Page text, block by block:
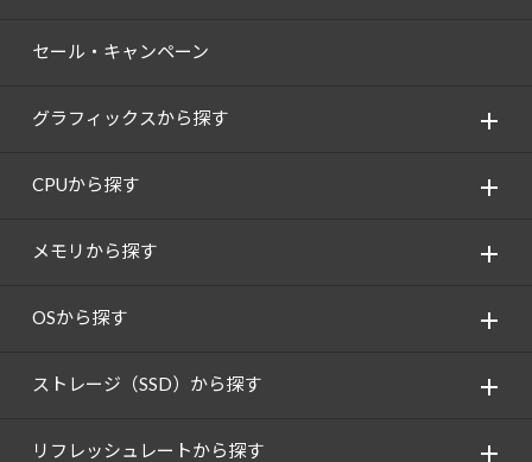
セール・キャンペーン
グラフィックスから探す
CPUから探す
メモリから探す
OSから探す
ストレージ（SSD）から探す
リフレッシュレートから探す